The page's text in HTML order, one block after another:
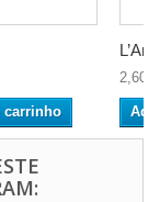
carrinho
2,60 €